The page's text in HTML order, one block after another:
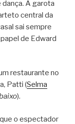
A garota
central da
sai sempre
de Edward
restaurante no
Patti (Selma
).
o espectador